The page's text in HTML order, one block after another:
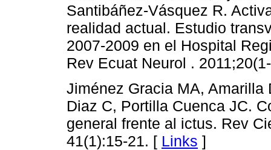
Santibáñez-Vásquez R.
realidad actual. Estudio
2007-2009 en el Hospital
Rev Ecuat Neurol .
Jiménez Gracia MA, Amarilla
Diaz C, Portilla Cuenca JC.
general frente al ictus. Rev
41(1):15-21. [ Links ]